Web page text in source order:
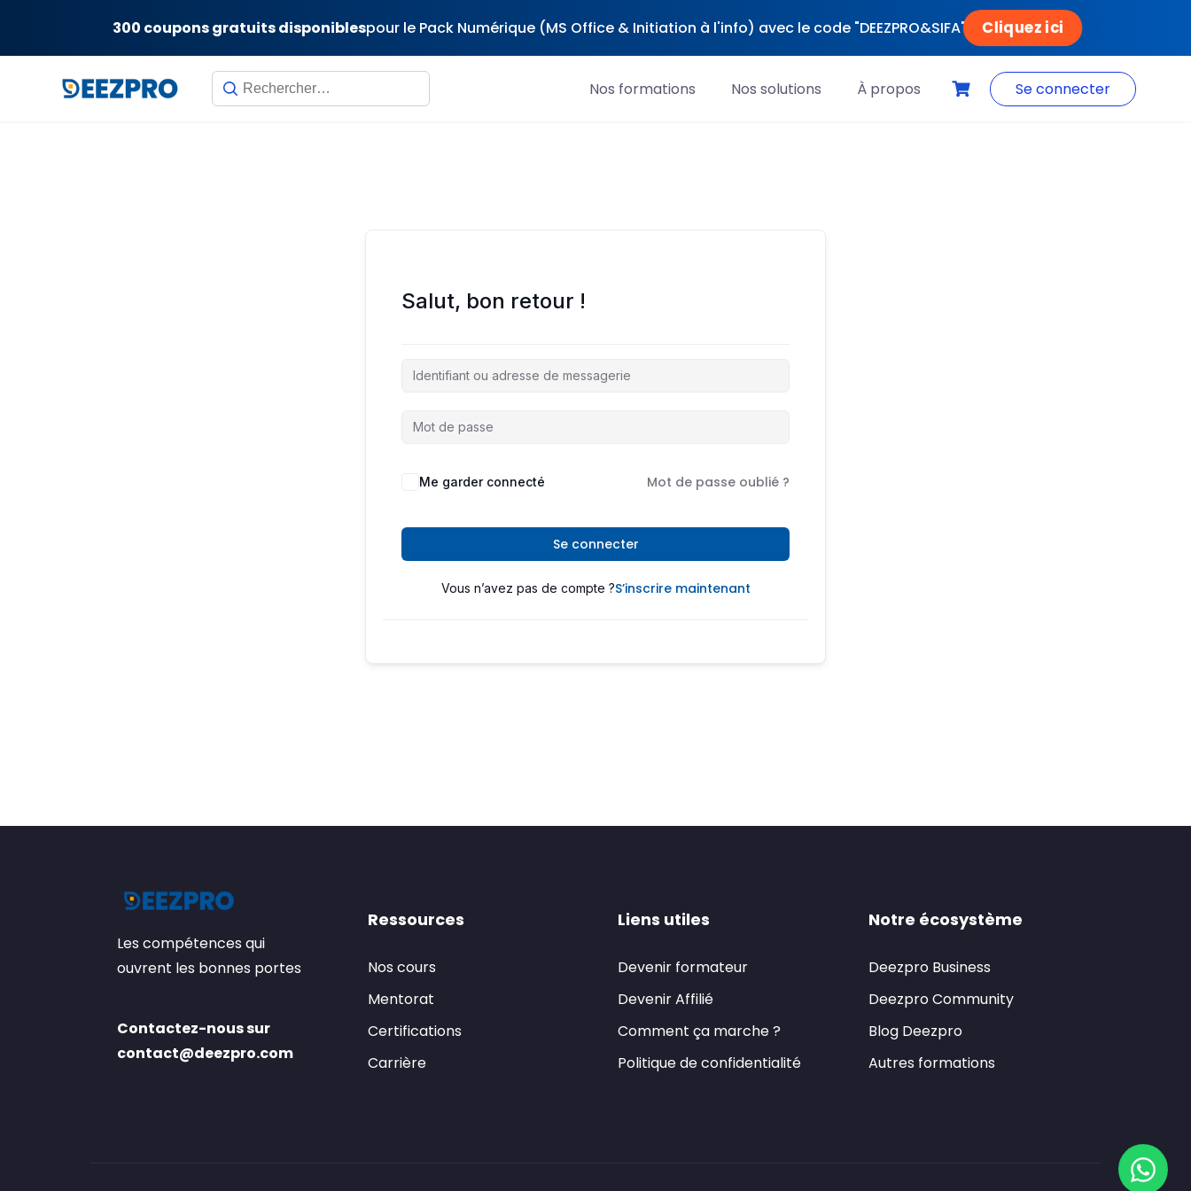
300 coupons gratuits disponiblespour le Pack Numérique (MS Office & Initiation à l'info) avec le code "DEEZPRO&SIFA" Cliquez ici
Nos formations Nos solutions À propos Se connecter
Salut, bon retour !
Me garder connecté Mot de passe oublié ?
Se connecter
Vous n’avez pas de compte ?S’inscrire maintenant
Les compétences qui
ouvrent les bonnes portes
Contactez-nous sur
contact@deezpro.com
Ressources
Nos cours
Mentorat
Certifications
Carrière
Liens utiles
Devenir formateur
Devenir Affilié
Comment ça marche ?
Politique de confidentialité
Notre écosystème
Deezpro Business
Deezpro Community
Blog Deezpro
Autres formations